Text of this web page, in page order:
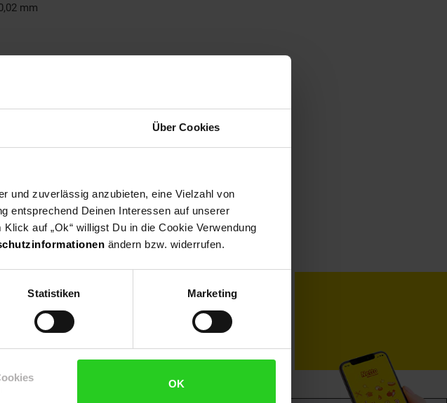
Über Cookies
und zuverlässig anzubieten, eine Vielzahl von
entsprechend Deinen Interessen auf unserer
auf „Ok“ willigst Du in die Cookie Verwendung
ändern bzw. widerrufen.
Statistiken Marketing
OK
mm
Rezeptwelt Karriere